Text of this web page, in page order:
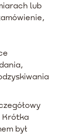
lub
Krótka
był